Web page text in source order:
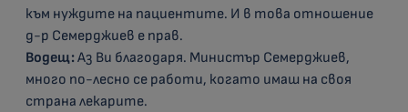
към нуждите на пациентите. И в това отношение
д-р Семерджиев е прав.
Водещ:Аз Ви благодаря. Министър Семерджиев,
много по-лесно се работи, когато имаш на своя
страна лекарите.